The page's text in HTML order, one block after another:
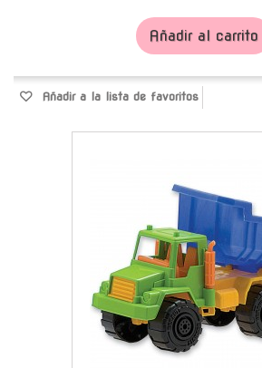
Añadir al carrito
Añadir a la lista de favoritos